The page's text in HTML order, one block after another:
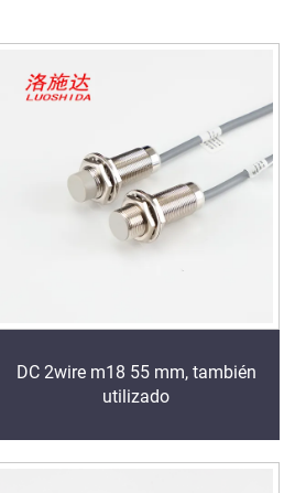
DC 2wire m18 55 mm, también
utilizado